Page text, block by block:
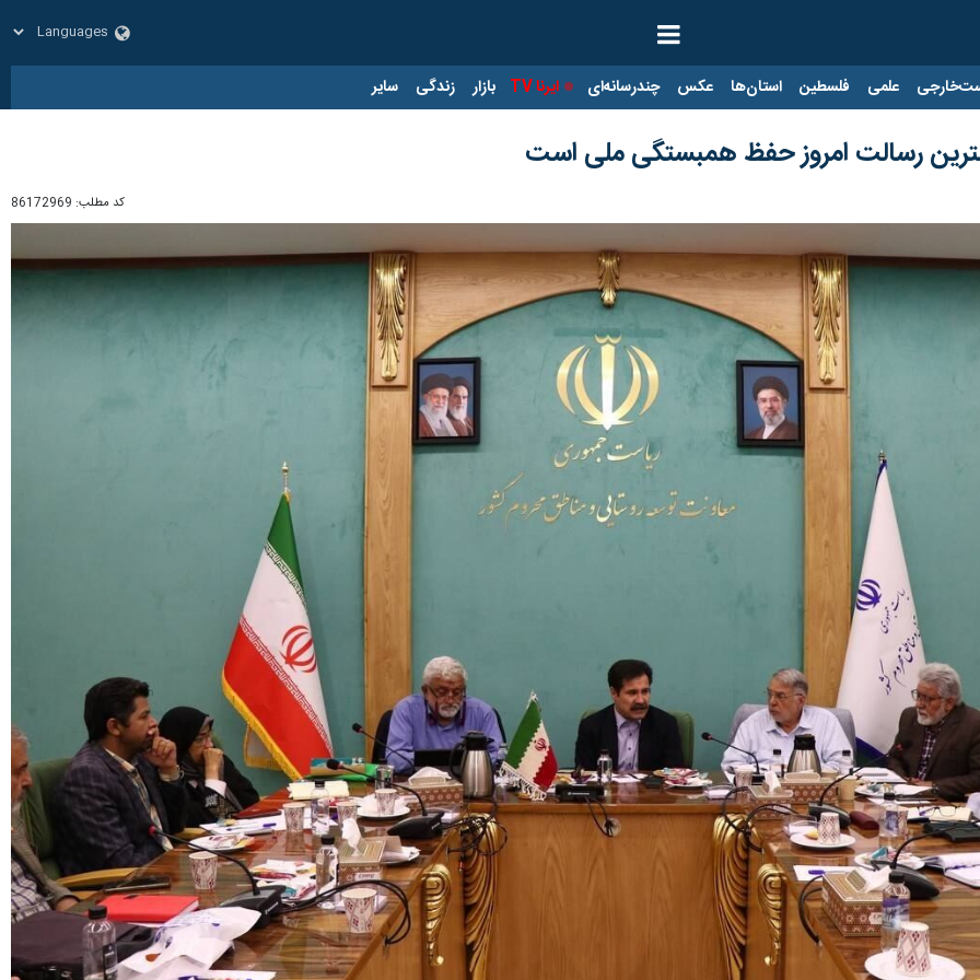
علمی فلسطین استان‌ها عکس چندرسانه‌ای ایرنا TV بازار زندگی سایر
رسالت امروز حفظ همبستگی ملی است
کد مطلب: 86172969